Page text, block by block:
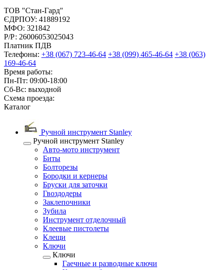
ТОВ "Стан-Гард"
ЄДРПОУ: 41889192
МФО: 321842
Р/Р: 26006053025043
Платник ПДВ
Телефоны: +38 (067) 723-46-64 +38 (099) 465-46-64 +38 (063)
169-46-64
Время работы:
Пн-Пт: 09:00-18:00
Сб-Вс: выходной
Схема проезда:
Каталог
Ручной инструмент Stanley
Ручной инструмент Stanley
Авто-мото инструмент
Биты
Болторезы
Бородки и кернеры
Бруски для заточки
Гвоздодеры
Заклепочники
Зубила
Инструмент отделочный
Клеевые пистолеты
Клещи
Ключи
Ключи
Гаечные и разводные ключи